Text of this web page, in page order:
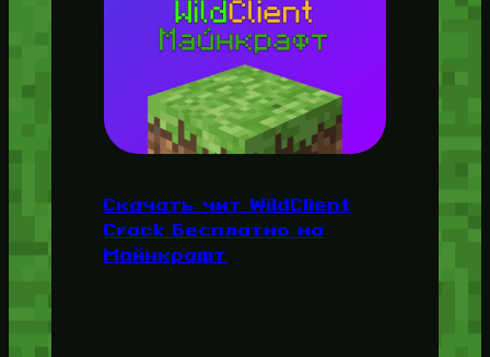
Скачать чит WildClient
Crack Бесплатно на
Майнкрафт